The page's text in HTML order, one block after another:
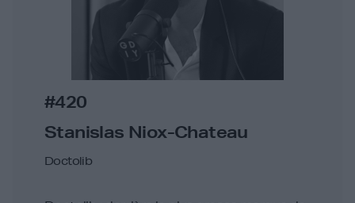
#420
Stanislas Niox-Chateau
Doctolib